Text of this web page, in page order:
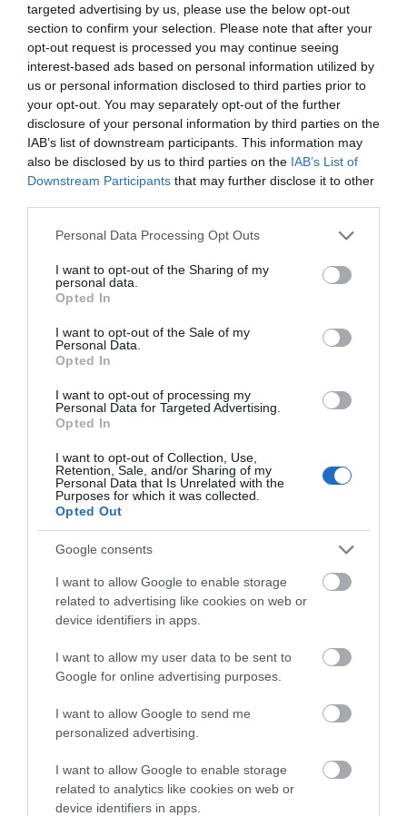
targeted advertising by us, please use the below opt-out
section to confirm your selection. Please note that after your
opt-out request is processed you may continue seeing
interest-based ads based on personal information utilized by
us or personal information disclosed to third parties prior to
your opt-out. You may separately opt-out of the further
disclosure of your personal information by third parties on the
IAB’s list of downstream participants. This information may
also be disclosed by us to third parties on the IAB’s List of
Downstream Participants that may further disclose it to other
Please note that this website/app uses one or more Google
not limited to your visit or usage behaviour. You may click to
grant or deny consent to Google and its third-party tags to
use your data for below specified purposes in below Google
consent section.
Personal Data Processing Opt Outs
I want to opt-out of the Sharing of my
personal data.
Opted In
I want to opt-out of the Sale of my
Personal Data.
Opted In
I want to opt-out of processing my
Personal Data for Targeted Advertising.
Opted In
I want to opt-out of Collection, Use,
Retention, Sale, and/or Sharing of my
Personal Data that Is Unrelated with the
Purposes for which it was collected.
Opted Out
Google consents
I want to allow Google to enable storage
related to advertising like cookies on web or
device identifiers in apps.
I want to allow my user data to be sent to
Google for online advertising purposes.
I want to allow Google to send me
personalized advertising.
I want to allow Google to enable storage
related to analytics like cookies on web or
device identifiers in apps.
Φωτογραφίες-κειμήλια από καλοκαίρια στην Άνδρο –
Από τον 19ο αιώνα μέχρι και την δεκαετία του 1970